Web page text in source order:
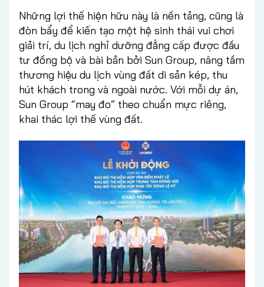
Những lợi thế hiện hữu này là nền tảng, cũng là
đòn bẩy để kiến tạo một hệ sinh thái vui chơi
giải trí, du lịch nghỉ dưỡng đẳng cấp được đầu
tư đồng bộ và bài bản bởi Sun Group, nâng tầm
thương hiệu du lịch vùng đất di sản kép, thu
hút khách trong và ngoài nước. Với mỗi dự án,
Sun Group “may đo” theo chuẩn mực riêng,
khai thác lợi thế vùng đất.